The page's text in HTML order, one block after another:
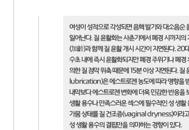
여성이 성적으로 각성되면 음핵 발기와 대소음순
일어난다. 질 윤활화는 사춘기에서 폐경 시까지의
(加齡)과 함께 질 윤활 개시 시간이 지연된다. 20
수초 내에 즉시 윤활화되지만 폐경 주위기나 폐경
의한 질 점막 위축 때문에 15분 이상 지연된다.
lubrication)은 에스트로젠 농도에 따라 영향을
내막보다 에스트로젠 변화에 더욱 민감한 반응을
생활 용수나 만족스러운 섹스에 필수적인 성 생활
가뭄 상태를 질 건조증(vaginal dryness)이라고
성 생활 용수의 결핍만을 의미하는 경향이 있다.